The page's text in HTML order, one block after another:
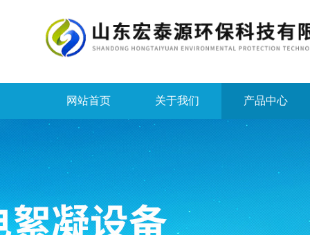
网站首页 关于我们 产品中心